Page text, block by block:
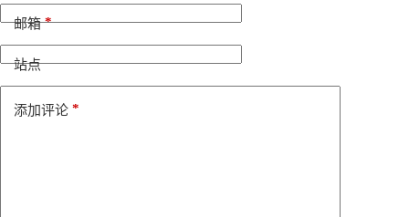
邮箱*
站点
添加评论 *
t
i